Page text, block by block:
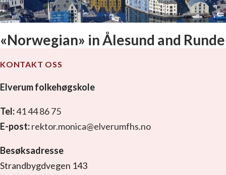
«Norwegian» in Ålesund and Runde
KONTAKT OSS
Elverum folkehøgskole
Tel:41 44 86 75
E-post:rektor.monica@elverumfhs.no
Besøksadresse
Strandbygdvegen 143